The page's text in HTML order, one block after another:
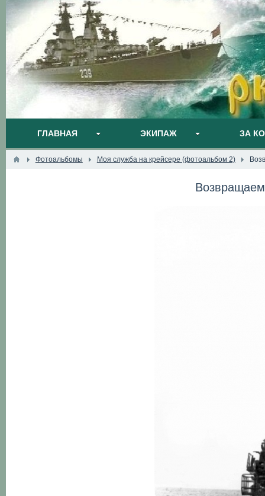
ГЛАВНАЯ ЭКИПАЖ ЗА
Фотоальбомы Моя служба на крейсере (фотоальбом 2)